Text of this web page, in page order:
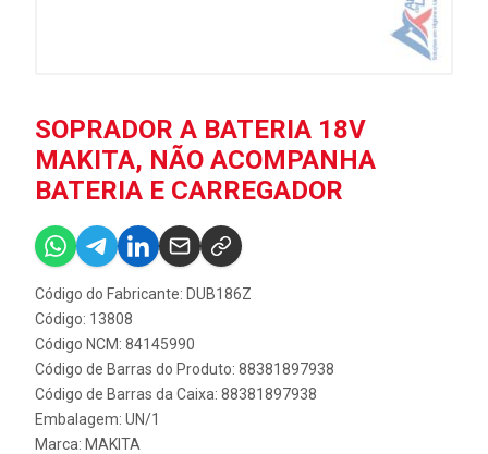
SOPRADOR A BATERIA 18V
MAKITA, NÃO ACOMPANHA
BATERIA E CARREGADOR
Código do Fabricante: DUB186Z
Código: 13808
Código NCM: 84145990
Código de Barras do Produto: 88381897938
Código de Barras da Caixa: 88381897938
Embalagem: UN/1
Marca: MAKITA